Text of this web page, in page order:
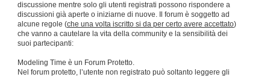
discussione mentre solo gli utenti registrati possono rispondere a
discussioni già aperte o iniziarne di nuove. Il forum è soggetto ad
alcune regole (che una volta iscritto si da per certo avere accettato)
che vanno a cautelare la vita della community e la sensibilità dei
suoi partecipanti:
Modeling Time è un Forum Protetto.
Nel forum protetto, l’utente non registrato può soltanto leggere gli